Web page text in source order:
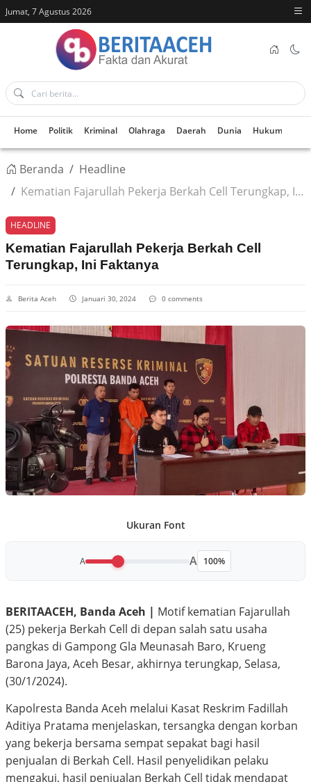
Jumat, 7 Agustus 2026
Home Politik Kriminal Olahraga Daerah Dunia Hukum
Beranda
Headline
Kematian Fajarullah Pekerja Berkah Cell Terungkap, Ini Faktanya
HEADLINE
Kematian Fajarullah Pekerja Berkah Cell
Terungkap, Ini Faktanya
Berita Aceh Januari 30, 2024 0 comments
Ukuran Font
A A 100%
BERITAACEH, Banda Aceh | Motif kematian Fajarullah
(25) pekerja Berkah Cell di depan salah satu usaha
pangkas di Gampong Gla Meunasah Baro, Krueng
Barona Jaya, Aceh Besar, akhirnya terungkap, Selasa,
(30/1/2024).
Kapolresta Banda Aceh melalui Kasat Reskrim Fadillah
Aditiya Pratama menjelaskan, tersangka dengan korban
yang bekerja bersama sempat sepakat bagi hasil
penjualan di Berkah Cell. Hasil penyelidikan pelaku
mengakui, hasil penjualan Berkah Cell tidak mendapat